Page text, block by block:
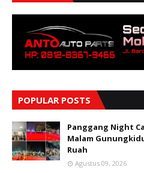
POPULAR POSTS
Panggang Night
Malam
Ruah
Agustus 09, 2026